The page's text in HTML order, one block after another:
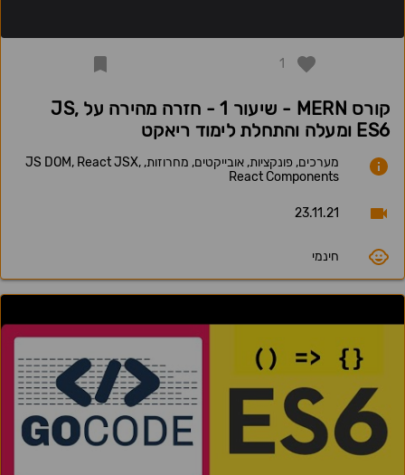
1
קורס MERN - שיעור 1 - חזרה מהירה על JS,
ES6 ומעלה והתחלת לימוד ריאקט
מערכים, פונקציות, אובייקטים, מחרוזות, JS DOM, React JSX,
React Components
23.11.21
חינמי